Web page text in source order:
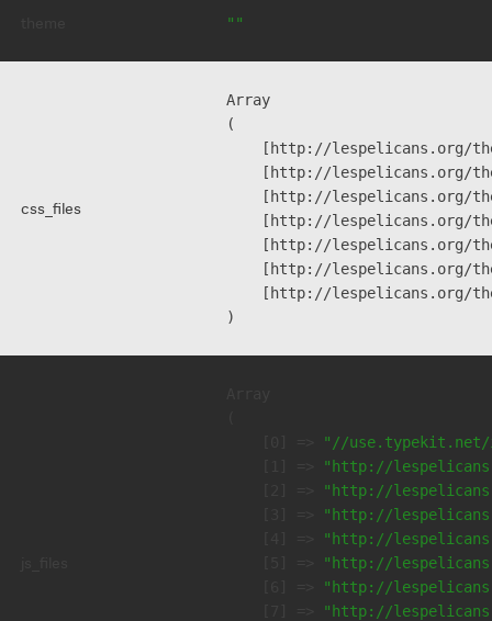
""
css_files
Array
(
[http://lespelicans.org/
[http://lespelicans.org/
[http://lespelicans.org/
[http://lespelicans.org/
[http://lespelicans.org/
[http://lespelicans.org/
[http://lespelicans.org/
"//
"http://
"http://
"http://
"http://
"http://
"http://
"http://